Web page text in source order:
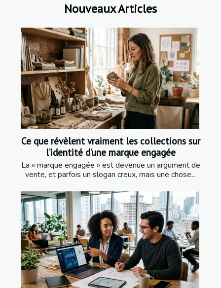
Nouveaux Articles
Ce que révèlent vraiment les collections sur
l’identité d’une marque engagée
La « marque engagée » est devenue un argument de
vente, et parfois un slogan creux, mais une chose...